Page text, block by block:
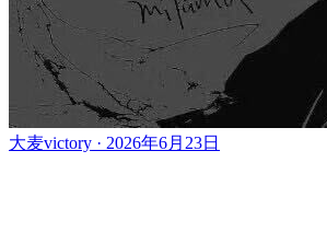
大麦victory · 2026年6月23日